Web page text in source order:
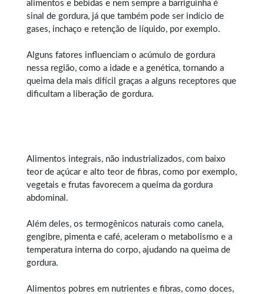
alimentos e bebidas e nem sempre a barriguinha é
sinal de gordura, já que também pode ser indício de
gases, inchaço e retenção de líquido, por exemplo.
Alguns fatores influenciam o acúmulo de gordura
nessa região, como a idade e a genética, tornando a
queima dela mais difícil graças a alguns receptores que
dificultam a liberação de gordura.
Alimentos integrais, não industrializados, com baixo
teor de açúcar e alto teor de fibras, como por exemplo,
vegetais e frutas favorecem a queima da gordura
abdominal.
Além deles, os termogênicos naturais como canela,
gengibre, pimenta e café, aceleram o metabolismo e a
temperatura interna do corpo, ajudando na queima de
gordura.
Alimentos pobres em nutrientes e fibras, como doces,